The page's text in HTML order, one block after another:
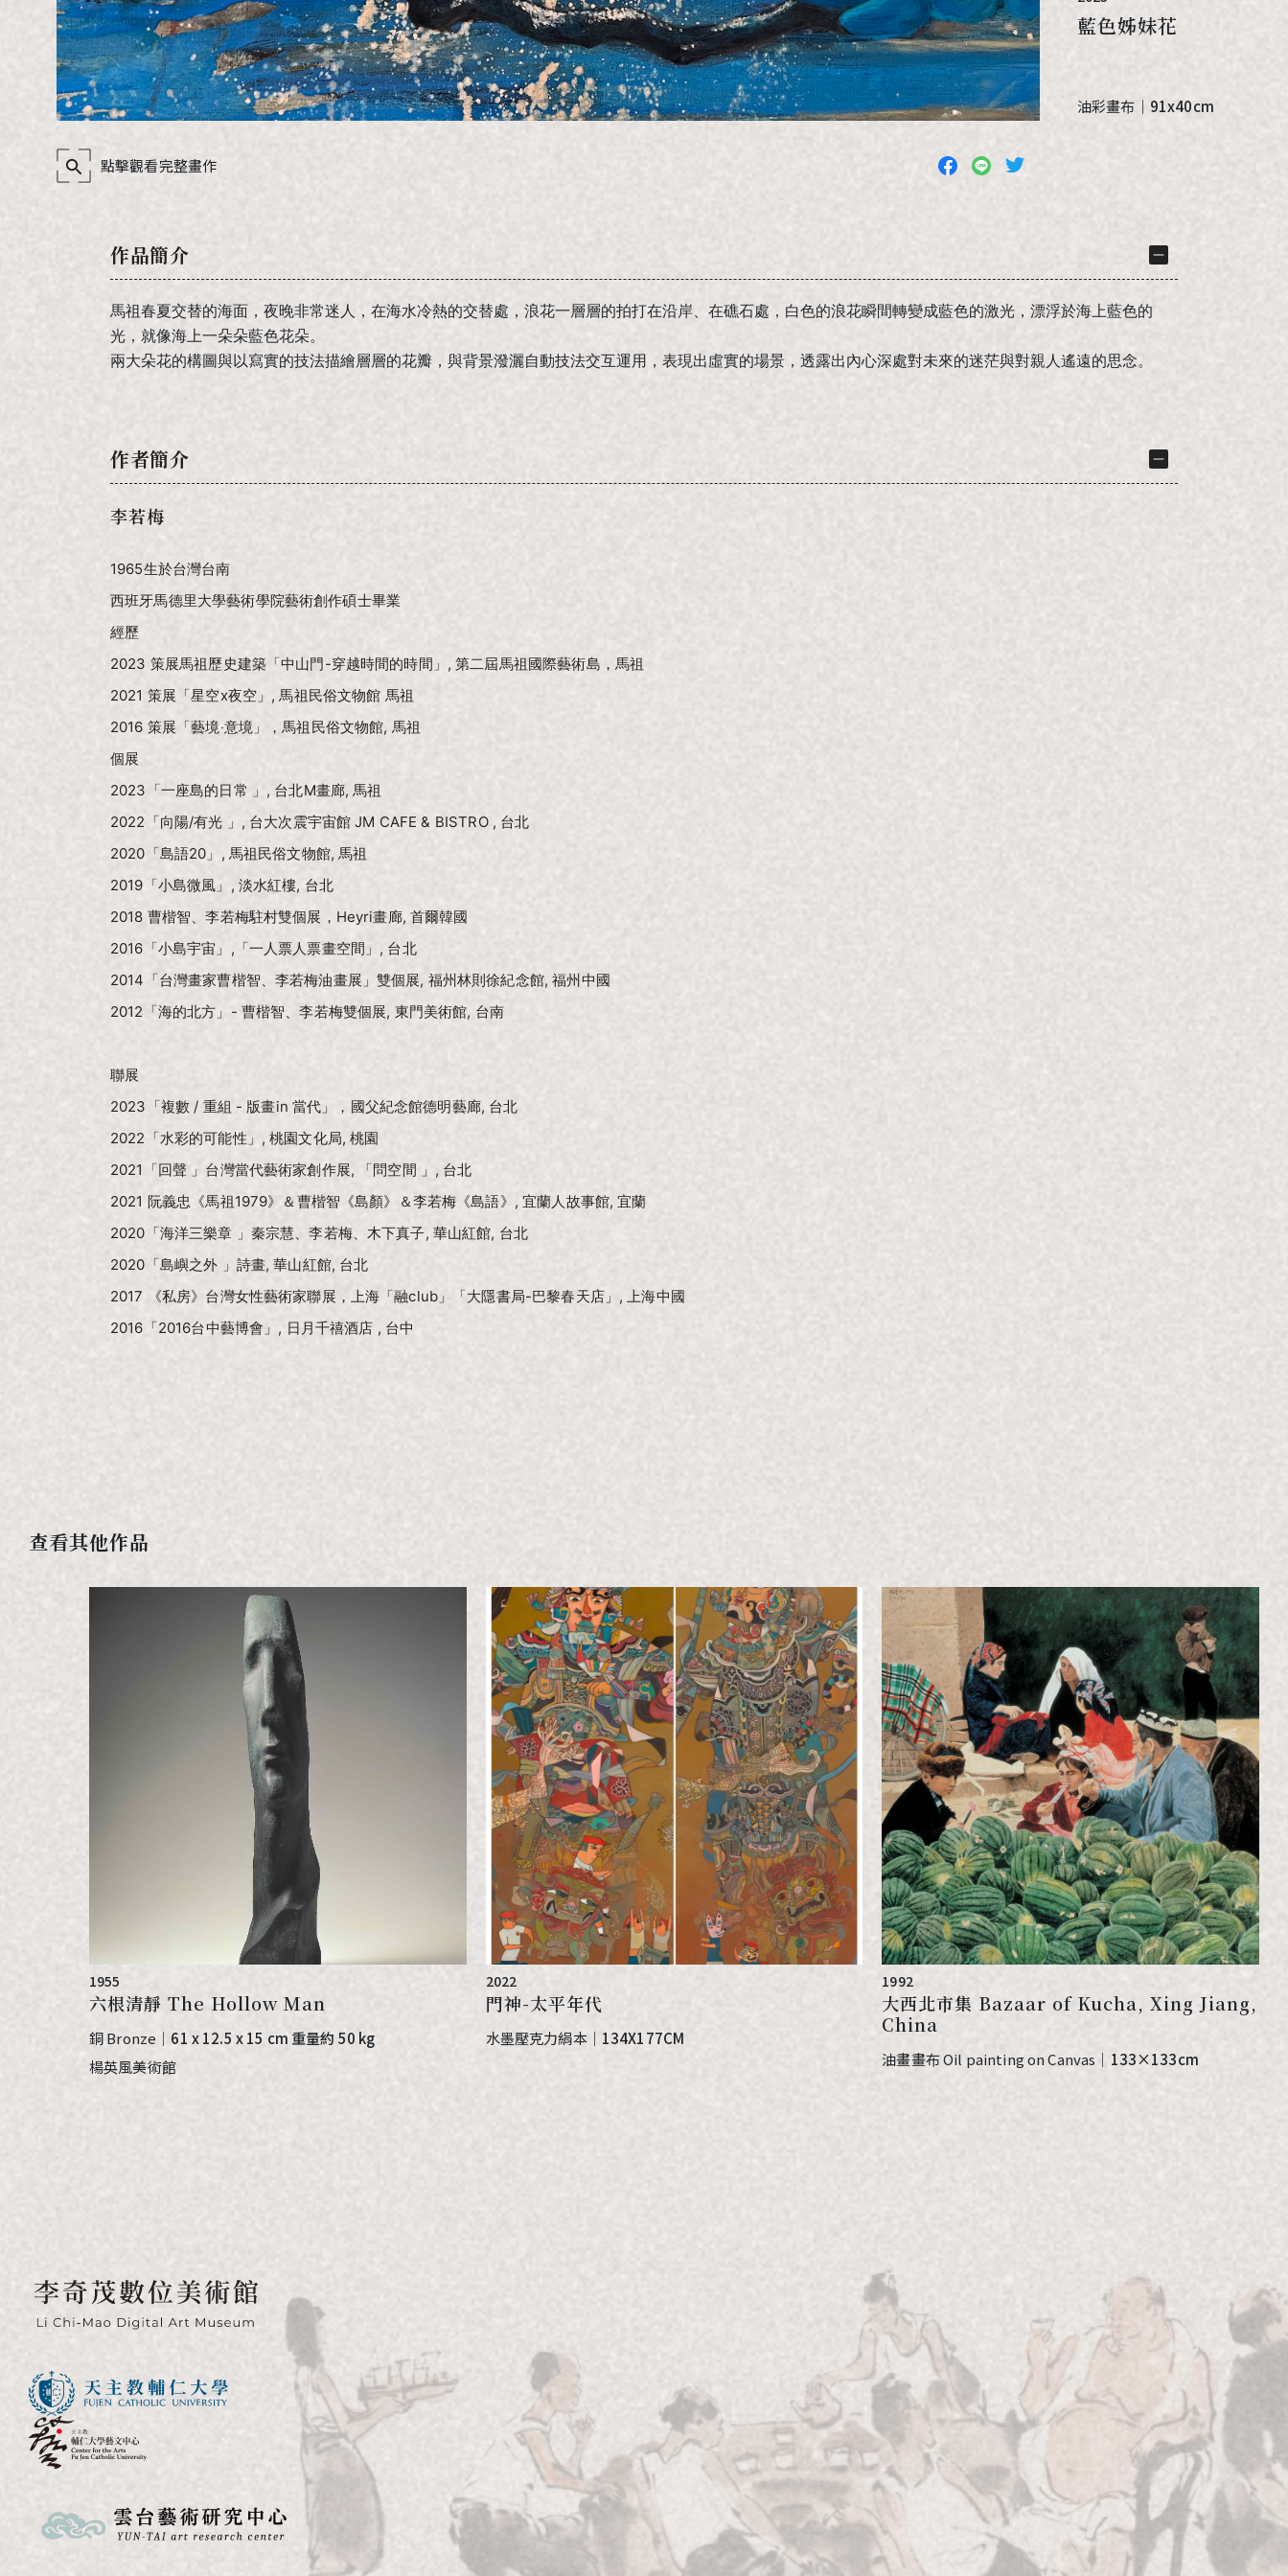
點擊觀看完整畫作
藍色姊妹花
油彩畫布 ｜ 91x40cm
作品簡介
馬祖春夏交替的海面，夜晚非常迷人，在海水冷熱的交替處，浪花一層層的拍打在沿岸、在礁石處，白色的浪花瞬間轉變成藍色的激光，漂浮於海上藍色的
光，就像海上一朵朵藍色花朵。
兩大朵花的構圖與以寫實的技法描繪層層的花瓣，與背景潑灑自動技法交互運用，表現出虛實的場景，透露出內心深處對未來的迷茫與對親人遙遠的思念。
作者簡介
李若梅
1965生於台灣台南
西班牙馬德里大學藝術學院藝術創作碩士畢業
經歷
2023 策展馬祖歷史建築「中山門-穿越時間的時間」, 第二屆馬祖國際藝術島，馬祖
2021 策展「星空x夜空」, 馬祖民俗文物館 馬祖
2016 策展「藝境‧意境」，馬祖民俗文物館, 馬祖
個展
2023「一座島的日常 」, 台北M畫廊, 馬祖
2022「向陽/有光 」, 台大次震宇宙館 JM CAFE & BISTRO , 台北
2020「島語20」, 馬祖民俗文物館, 馬祖
2019「小島微風」, 淡水紅樓, 台北
2018 曹楷智、李若梅駐村雙個展，Heyri畫廊, 首爾韓國
2016「小島宇宙」,「一人票人票畫空間」, 台北
2014「台灣畫家曹楷智、李若梅油畫展」雙個展, 福州林則徐紀念館, 福州中國
2012「海的北方」- 曹楷智、李若梅雙個展, 東門美術館, 台南
聯展
2023「複數 / 重組 - 版畫in 當代」，國父紀念館德明藝廊, 台北
2022「水彩的可能性」, 桃園文化局, 桃園
2021「回聲 」台灣當代藝術家創作展, 「問空間 」, 台北
2021 阮義忠《馬祖1979》＆曹楷智《島顏》＆李若梅《島語》, 宜蘭人故事館, 宜蘭
2020「海洋三樂章 」秦宗慧、李若梅、木下真子, 華山紅館, 台北
2020「島嶼之外 」詩畫, 華山紅館, 台北
2017 《私房》台灣女性藝術家聯展，上海「融club」「大隱書局-巴黎春天店」, 上海中國
2016「2016台中藝博會」, 日月千禧酒店 , 台中
查看其他作品
1955
六根清靜 The Hollow Man
銅 Bronze ｜ 61 x 12.5 x 15 cm 重量約 50 kg
楊英風美術館
2022
門神-太平年代
水墨壓克力絹本｜ 134X177CM
1992
大西北市集 Bazaar of Kucha, Xing Jiang,
China
油畫畫布 Oil painting on Canvas ｜ 133×133cm